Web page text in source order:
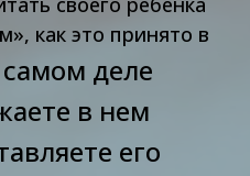
как это принято в
деле
в нем
его